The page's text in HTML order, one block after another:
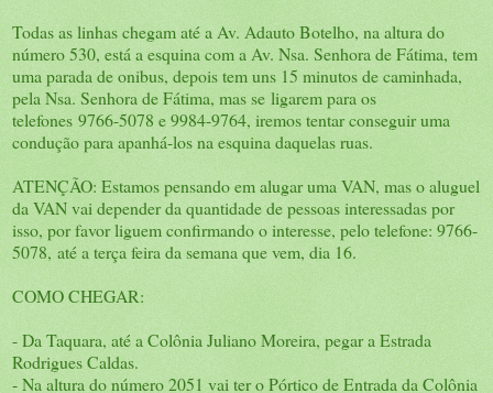
Todas as linhas chegam até a Av. Adauto Botelho, na altura do
número 530, está a esquina com a Av. Nsa. Senhora de Fátima, tem
uma parada de onibus, depois tem uns 15 minutos de caminhada,
pela Nsa. Senhora de Fátima, mas se ligarem para os
telefones 9766-5078 e 9984-9764, iremos tentar conseguir uma
condução para apanhá-los na esquina daquelas ruas.
ATENÇÃO: Estamos pensando em alugar uma VAN, mas o aluguel
da VAN vai depender da quantidade de pessoas interessadas por
isso, por favor liguem confirmando o interesse, pelo telefone: 9766-
5078, até a terça feira da semana que vem, dia 16.
COMO CHEGAR:
- Da Taquara, até a Colônia Juliano Moreira, pegar a Estrada
Rodrigues Caldas.
- Na altura do número 2051 vai ter o Pórtico de Entrada da Colônia